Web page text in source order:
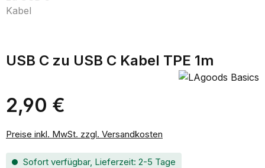
USB C zu USB C Kabel TPE 1m
Regulärer Preis:
2,90 €
Preise inkl. MwSt. zzgl. Versandkosten
Sofort verfügbar, Lieferzeit: 2-5 Tage